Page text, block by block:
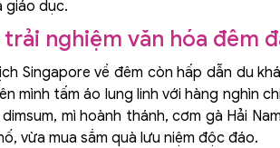
giáo dục.
nghiệm văn hóa đêm
Singapore về đêm còn hấp dẫn du
mình tấm áo lung linh với hàng nghìn
mì hoành thánh, cơm gà Hải
vừa mua sắm quà lưu niệm độc đáo.